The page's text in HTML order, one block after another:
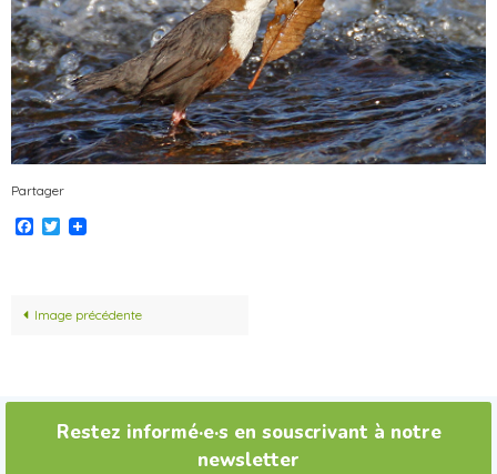
Partager
Facebook
Twitter
Image précédente
Restez informé·e·s en souscrivant à notre
newsletter